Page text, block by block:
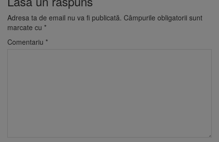
Adresa ta de email nu va fi publicată. Câmpurile obligatorii sunt
marcate cu *
Comentariu *